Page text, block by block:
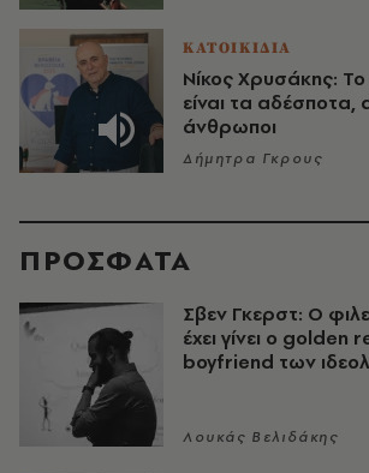
ΚΑΤΟΙΚΙΔΙΑ
Νίκος Χρυσάκης:
είναι τα αδέσποτα,
άνθρωποι
Δήμητρα Γκρους
ΠΡΟΣΦΑΤΑ
Σβεν Γκερστ: Ο
έχει γίνει ο golden
boyfriend των
Λουκάς Βελιδάκης